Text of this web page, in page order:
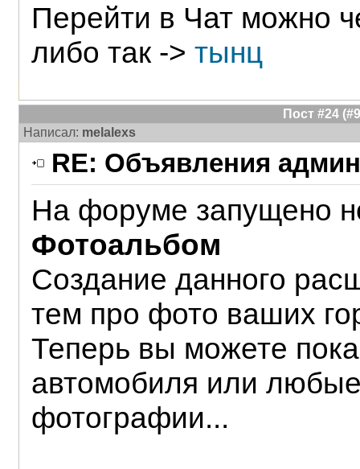
Перейти в Чат можно
либо так -> тынц
Пост #24
Написал: melalexs
RE: Объявления
На форуме запущено
Фотоальбом
Создание данного
тем про фото ваших
Теперь вы можете
автомобиля или
фотографии...